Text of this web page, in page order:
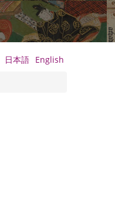
日本語 English